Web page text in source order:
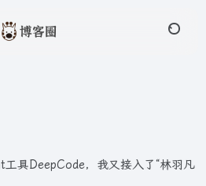
具DeepCode，我又接入了“林羽凡